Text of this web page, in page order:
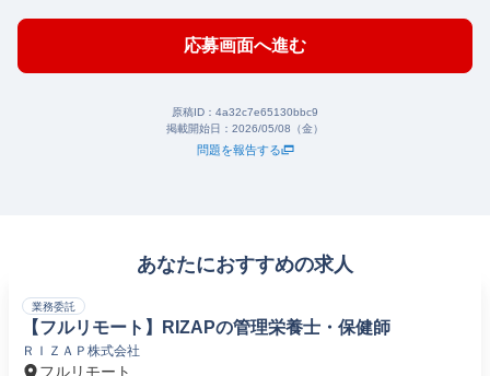
応募画面へ進む
原稿ID： 4a32c7e65130bbc9
掲載開始日： 2026/05/08（金）
問題を報告する
あなたにおすすめの求人
業務委託
【フルリモート】RIZAPの管理栄養士・保健師
ＲＩＺＡＰ株式会社
フルリモート